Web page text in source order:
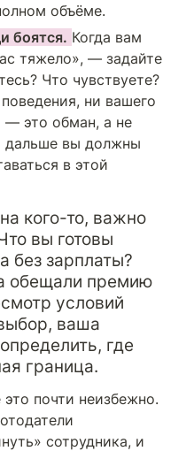
объёме.
боятся. Когда вам
тяжело», — задайте
Что чувствуете?
ни вашего
— это обман, а не
дальше вы должны
в этой
кого-то, важно
вы готовы
без зарплаты?
обещали премию
условий
ваша
где
граница.
почти неизбежно.
сотрудника, и